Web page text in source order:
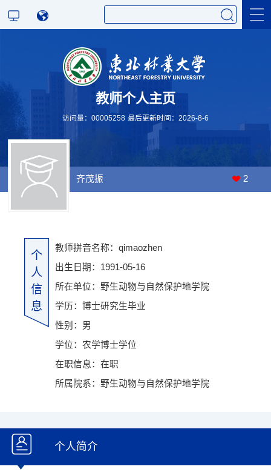
科学研究
教师个人主页
访问量： 00005258 最后更新时间： 2026-8-6
齐茂振 2
个
人
信
息
教师拼音名称：qimaozhen
出生日期：1991-05-16
所在单位：野生动物与自然保护地学院
学历：博士研究生毕业
性别：男
学位：农学博士学位
在职信息：在职
所属院系：野生动物与自然保护地学院
个人简介